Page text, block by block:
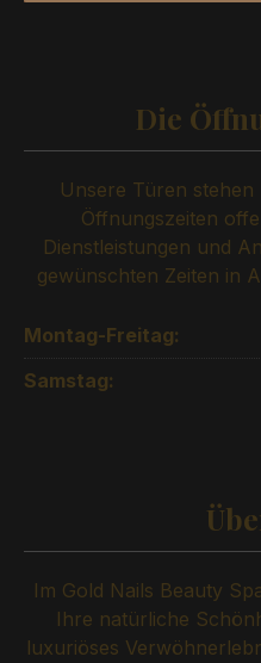
Die
Unsere Türen
Öffnungszeiten
Dienstleistungen und
gewünschten Zeiten in
Montag-Freitag:
Samstag:
Im Gold Nails Beauty
Ihre natürliche
luxuriöses